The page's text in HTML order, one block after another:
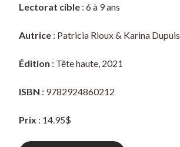
Lectorat cible : 6 à 9 ans
Autrice : Patricia Rioux & Karina Dupuis
Édition : Tête haute, 2021
ISBN : 9782924860212
Prix : 14.95$